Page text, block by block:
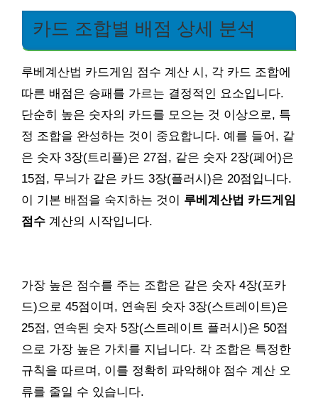
카드 조합별 배점 상세 분석
루베계산법 카드게임 점수 계산 시, 각 카드 조합에
따른 배점은 승패를 가르는 결정적인 요소입니다.
단순히 높은 숫자의 카드를 모으는 것 이상으로, 특
정 조합을 완성하는 것이 중요합니다. 예를 들어, 같
은 숫자 3장(트리플)은 27점, 같은 숫자 2장(페어)은
15점, 무늬가 같은 카드 3장(플러시)은 20점입니다.
이 기본 배점을 숙지하는 것이 루베계산법 카드게임
점수 계산의 시작입니다.
가장 높은 점수를 주는 조합은 같은 숫자 4장(포카
드)으로 45점이며, 연속된 숫자 3장(스트레이트)은
25점, 연속된 숫자 5장(스트레이트 플러시)은 50점
으로 가장 높은 가치를 지닙니다. 각 조합은 특정한
규칙을 따르며, 이를 정확히 파악해야 점수 계산 오
류를 줄일 수 있습니다.